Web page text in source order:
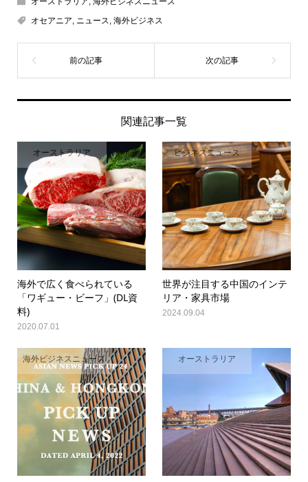
オセアニア, ニュース, 海外ビジネス
関連記事一覧
オーストラリア
海外で広く食べられている
「ワギュー・ビーフ」(DL資
料)
2020.07.01
ビジネスニュース
世界が注目する中国のインテ
リア・家具市場
2024.09.04
海外ビジネスニュース オーストラリア